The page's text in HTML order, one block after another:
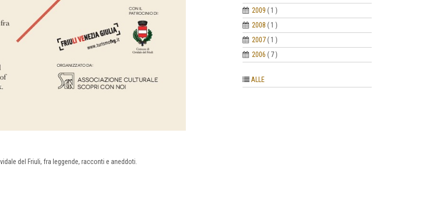
del Friuli, fra leggende, racconti e aneddoti.
2009 ( 1 )
2008 ( 1 )
2007 ( 1 )
2006 ( 7 )
ALLE